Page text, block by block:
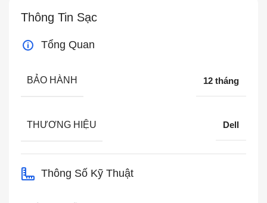
Thông Tin Sạc
Tổng Quan
BẢO HÀNH 12 tháng
THƯƠNG HIỆU Dell
Thông Số Kỹ Thuật